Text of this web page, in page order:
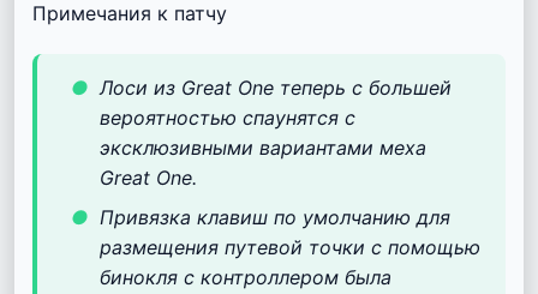
Примечания к патчу
Лоси из Great One теперь с большей
вероятностью спаунятся с
эксклюзивными вариантами меха
Great One.
Привязка клавиш по умолчанию для
размещения путевой точки с помощью
бинокля с контроллером была